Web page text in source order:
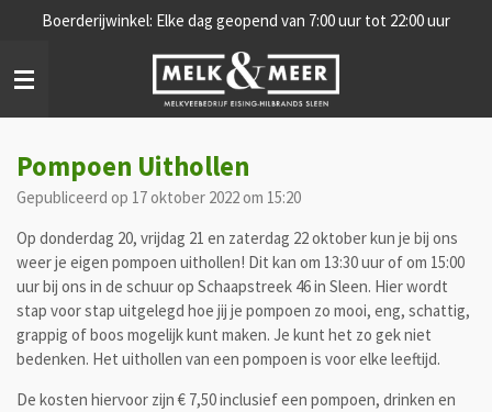
naar
de
hoofdinhoud
Boerderijwinkel: Elke dag geopend van 7:00 uur tot 22:00 uur
Pompoen Uithollen
Gepubliceerd op 17 oktober 2022 om 15:20
Op donderdag 20, vrijdag 21 en zaterdag 22 oktober kun je bij ons
weer je eigen pompoen uithollen! Dit kan om 13:30 uur of om 15:00
uur bij ons in de schuur op Schaapstreek 46 in Sleen. Hier wordt
stap voor stap uitgelegd hoe jij je pompoen zo mooi, eng, schattig,
grappig of boos mogelijk kunt maken. Je kunt het zo gek niet
bedenken. Het uithollen van een pompoen is voor elke leeftijd.
De kosten hiervoor zijn € 7,50 inclusief een pompoen, drinken en